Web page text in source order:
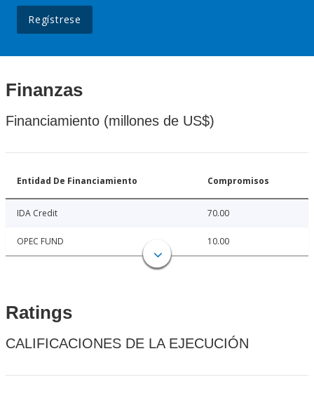
Regístrese
Finanzas
Financiamiento (millones de US$)
Entidad De Financiamiento Compromisos
IDA Credit 70.00
OPEC FUND 10.00
Ratings
CALIFICACIONES DE LA EJECUCIÓN